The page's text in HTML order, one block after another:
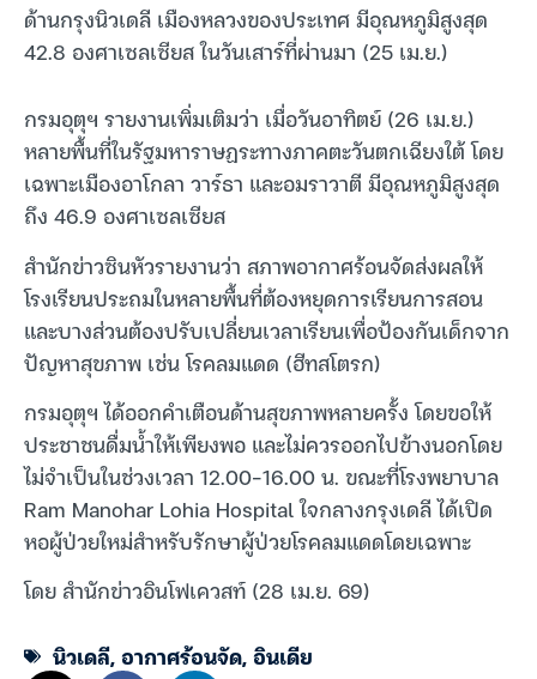
ด้านกรุงนิวเดลี เมืองหลวงของประเทศ มีอุณหภูมิสูงสุด
42.8 องศาเซลเซียส ในวันเสาร์ที่ผ่านมา (25 เม.ย.)
กรมอุตุฯ รายงานเพิ่มเติมว่า เมื่อวันอาทิตย์ (26 เม.ย.)
หลายพื้นที่ในรัฐมหาราษฏระทางภาคตะวันตกเฉียงใต้ โดย
เฉพาะเมืองอาโกลา วาร์ธา และอมราวาตี มีอุณหภูมิสูงสุด
ถึง 46.9 องศาเซลเซียส
สำนักข่าวซินหัวรายงานว่า สภาพอากาศร้อนจัดส่งผลให้
โรงเรียนประถมในหลายพื้นที่ต้องหยุดการเรียนการสอน
และบางส่วนต้องปรับเปลี่ยนเวลาเรียนเพื่อป้องกันเด็กจาก
ปัญหาสุขภาพ เช่น โรคลมแดด (ฮีทสโตรก)
กรมอุตุฯ ได้ออกคำเตือนด้านสุขภาพหลายครั้ง โดยขอให้
ประชาชนดื่มน้ำให้เพียงพอ และไม่ควรออกไปข้างนอกโดย
ไม่จำเป็นในช่วงเวลา 12.00-16.00 น. ขณะที่โรงพยาบาล
Ram Manohar Lohia Hospital ใจกลางกรุงเดลี ได้เปิด
หอผู้ป่วยใหม่สำหรับรักษาผู้ป่วยโรคลมแดดโดยเฉพาะ
โดย สำนักข่าวอินโฟเควสท์ (28 เม.ย. 69)
นิวเดลี,อากาศร้อนจัด,อินเดีย